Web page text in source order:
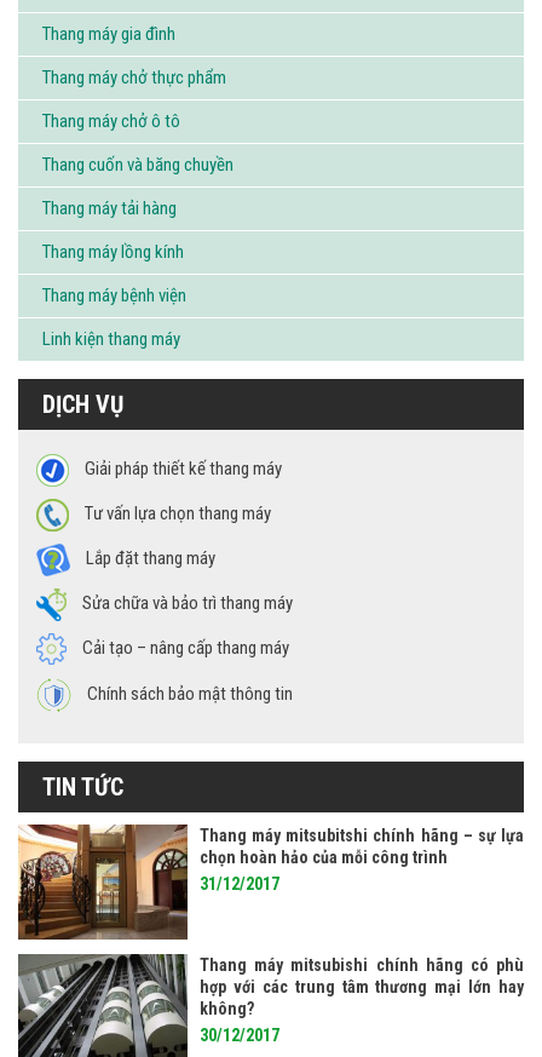
Thang máy gia đình
Thang máy chở thực phẩm
Thang máy chở ô tô
Thang cuốn và băng chuyền
Thang máy tải hàng
Thang máy lồng kính
Thang máy bệnh viện
Linh kiện thang máy
DỊCH VỤ
Giải pháp thiết kế thang máy
Tư vấn lựa chọn thang máy
Lắp đặt thang máy
Sửa chữa và bảo trì thang máy
Cải tạo – nâng cấp thang máy
Chính sách bảo mật thông tin
TIN TỨC
Thang máy mitsubitshi chính hãng – sự lựa
chọn hoàn hảo của mỗi công trình
31/12/2017
Thang máy mitsubishi chính hãng có phù
hợp với các trung tâm thương mại lớn hay
không?
30/12/2017